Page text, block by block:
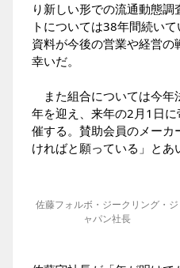
り新しい形での流通動態
トについては38年間続い
資料が今後の営業や経営
幸いだ。
また組合については今年
年を迎え、来年の2月1日
催する。賛助会員のメー
ければと願っている」とあ
佐藤フォルボ・ジークリング・ジ
ャパン社長